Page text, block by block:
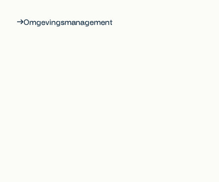
Omgevingsmanagement